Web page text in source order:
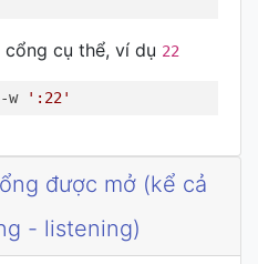
cụ thể, ví dụ 22
w ':22'
được mở (kể cả
- listening)